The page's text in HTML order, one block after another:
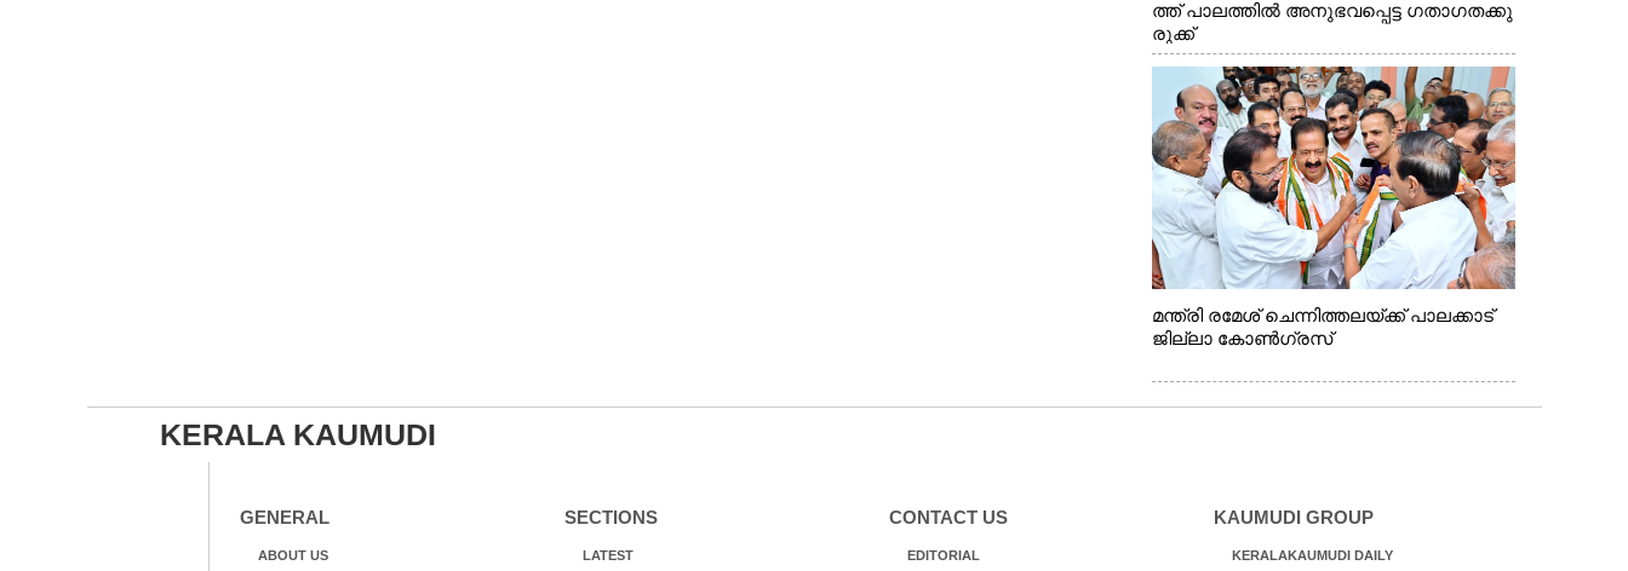
ത്ത് പാലത്തിൽ അനുഭവപ്പെട്ട ഗതാഗതക്കു
രുക്ക്
മന്ത്രി രമേശ് ചെന്നിത്തലയ്ക്ക് പാലക്കാട്
ജില്ലാ കോൺഗ്രസ്
KERALA KAUMUDI
GENERAL
ABOUT US
SECTIONS
LATEST
CONTACT US
EDITORIAL
KAUMUDI GROUP
KERALAKAUMUDI DAILY